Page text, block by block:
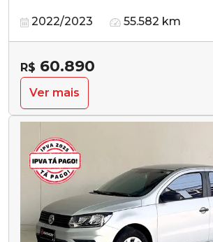
2022/2023 55.582 km
R$ 60.890
Ver mais